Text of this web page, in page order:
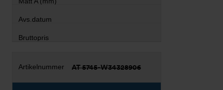
AT 5745-W34328906